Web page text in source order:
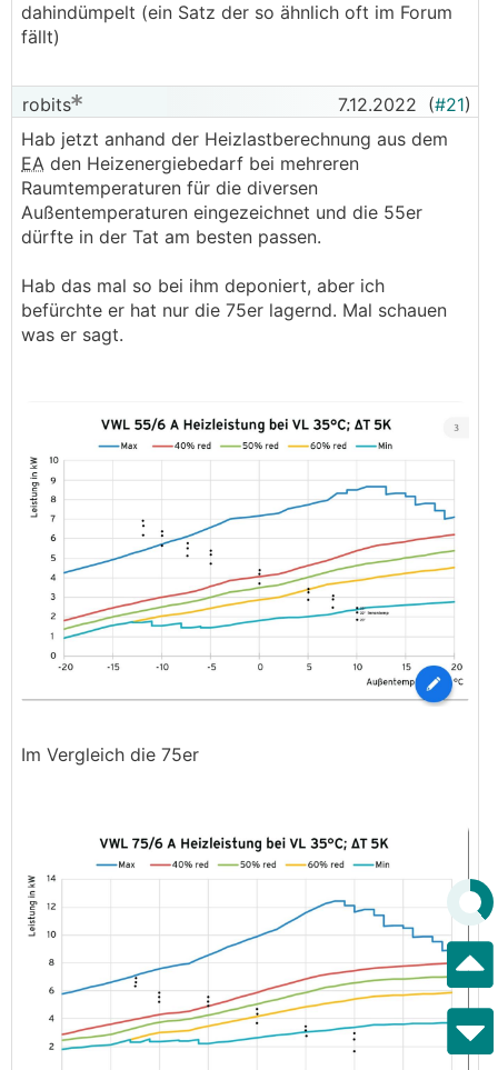
dahindümpelt (ein Satz der so ähnlich oft im Forum
fällt)
robits 7.12.2022 (#21)
Hab jetzt anhand der Heizlastberechnung aus dem
EA den Heizenergiebedarf bei mehreren
Raumtemperaturen für die diversen
Außentemperaturen eingezeichnet und die 55er
dürfte in der Tat am besten passen.
Hab das mal so bei ihm deponiert, aber ich
befürchte er hat nur die 75er lagernd. Mal schauen
was er sagt.
Im Vergleich die 75er